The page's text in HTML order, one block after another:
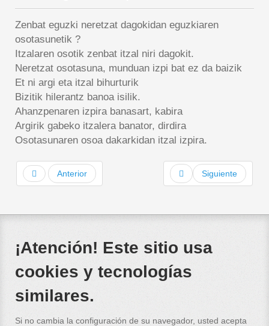
Zenbat eguzki neretzat dagokidan eguzkiaren
osotasunetik ?
Itzalaren osotik zenbat itzal niri dagokit.
Neretzat osotasuna, munduan izpi bat ez da baizik
Et ni argi eta itzal bihurturik
Bizitik hilerantz banoa isilik.
Ahanzpenaren izpira banasart, kabira
Argirik gabeko itzalera banator, dirdira
Osotasunaren osoa dakarkidan itzal izpira.
Anterior Siguiente
¡Atención! Este sitio usa
cookies y tecnologías
similares.
Si no cambia la configuración de su navegador, usted acepta